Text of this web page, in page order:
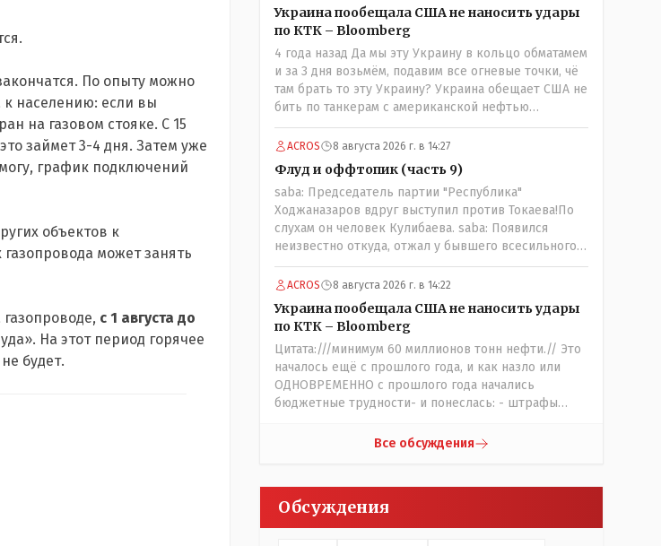
По опыту можно
к населению: если вы
на газовом стояке. С 15
займет 3-4 дня. Затем уже
график подключений
объектов к
может занять
с 1 августа до
На этот период горячее
будет.
публично поносить maxsaf: А чё, надо было оставить
оригинальную статью, где всё красиво, чисто и
свежо?Да, это называется журналистика. Человек
проделал работу это его взгляд на вещи У другого
свой взгляд Почему вообще кто-то должен
указывать журналисту как писать и в каком тоне?
maxsaf: Ну правда бы всё равно вышла наружу, все
установлены ПОСЛЕ смерти ребенка.Флаг в руки.
Выяснили и выяснили что дальше? У журналиста НГ
была другая задача провести репортаж а не
расследование maxsaf: Или тебе такой вариант не
нравится? Ты вообще на чьей стороне в этой
истории?Я на стороне объективной подачи
что кондиционеры заменили после происшествия,
и уже после этого пустили журналистов
посмотреть, типа у нас всё хорошо, смотрите,
мальчик просто больной был.А журналисту что
надо было тайком ночью в окно лезть чтобы
посмотреть как там что? Журналист зафиксировал
ФАКТ на момент его доступа на объект Какие
претензии могут быть к журналисту? Все вопросы
начали поносить журналиста
Украина пообещала США не наносить удары
по КТК – Bloomberg
4 года назад Да мы эту Украину в кольцо обматамем
и за 3 дня возьмём, подавим все огневые точки, чё
там брать то эту Украину? Украина обещает США не
бить по танкерам с американской нефтью
добываемой в Казахстане-мы сейчас в этой точке
ACROS 8 августа 2026 г. в 14:27
Флуд и оффтопик (часть 9)
saba: Председатель партии "Республика"
Ходжаназаров вдруг выступил против Токаева!По
слухам он человек Кулибаева. saba: Появился
неизвестно откуда, отжал у бывшего всесильного
Розинова целый холдингКак неизвестно: - в
Жаильме сеял ПОЛТОРЫ тысяча гектар , разбогател
и отжал у Василия самый крупный агрохолдинг в
мире, занесенный в Книгу рекордов Гиннеса.
ACROS 8 августа 2026 г. в 14:22
Украина пообещала США не наносить удары
по КТК – Bloomberg
Цитата:///минимум 60 миллионов тонн нефти.// Это
началось ещё с прошлого года, и как назло или
ОДНОВРЕМЕННО с прошлого года начались
бюджетные трудности- и понеслась: - штрафы
порог подняли и всё ради пополнения гос.казны -
Все обсуждения
Обсуждения